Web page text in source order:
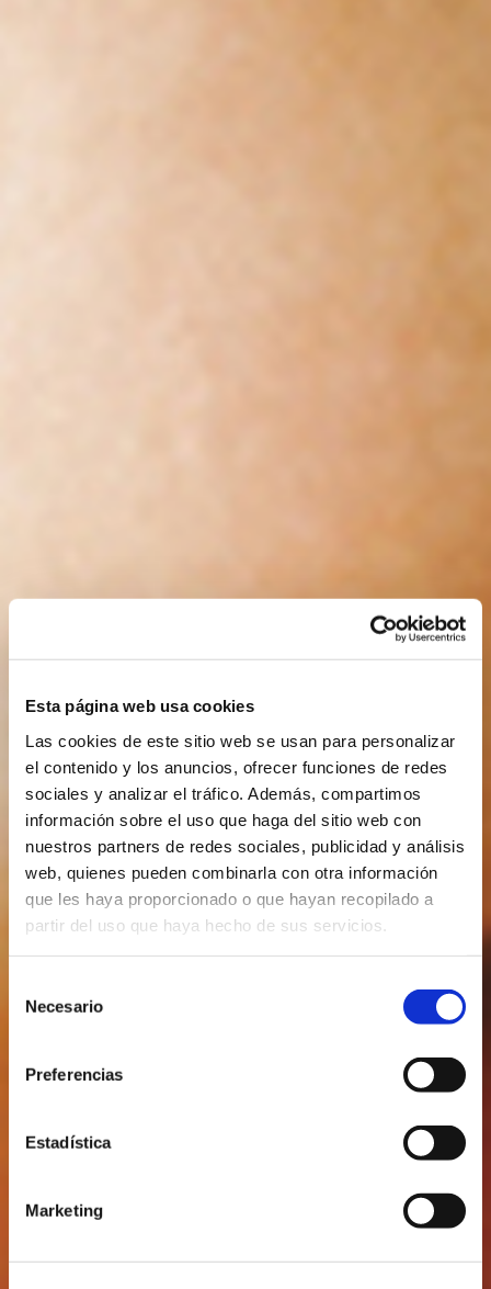
Esta página web usa cookies
Las cookies de este sitio web se usan para personalizar
el contenido y los anuncios, ofrecer funciones de redes
sociales y analizar el tráfico. Además, compartimos
información sobre el uso que haga del sitio web con
nuestros partners de redes sociales, publicidad y análisis
web, quienes pueden combinarla con otra información
que les haya proporcionado o que hayan recopilado a
partir del uso que haya hecho de sus servicios.
Necesario
Preferencias
Estadística
Marketing
BOUQUET